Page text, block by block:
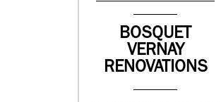
BOSQUET
VERNAY
RENOVATIONS